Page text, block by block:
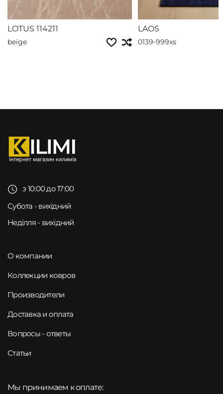
LOTUS 114211
beige
LAOS
0139-999xs
з 10:00 до 17:00
Субота - вихідний
Неділля - вихідний
О компании
Коллекции ковров
Производители
Доставка и оплата
Вопросы - ответы
Статьи
Мы принимаем к оплате: